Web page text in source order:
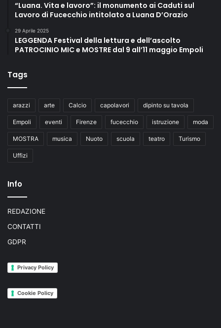
“Luana. Vita e lavoro”: il monumento ai Caduti sul
Lavoro di Fucecchio intitolato a Luana D’Orazio
29 Aprile 2025
LEGGENDA Festival della lettura e dell’ascolto
PATROCINIO MIC e MOSTRE dal 9 all’11 maggio Empoli
Tags
arazzi arte Calcio capolavori dipinto su tavola
Empoli eventi Firenze fucecchio istruzione moda
MOSTRA musica Nuoto scuola teatro Turismo
Uffizi
Info
REDAZIONE
CONTATTI
GDPR
Privacy Policy
Cookie Policy